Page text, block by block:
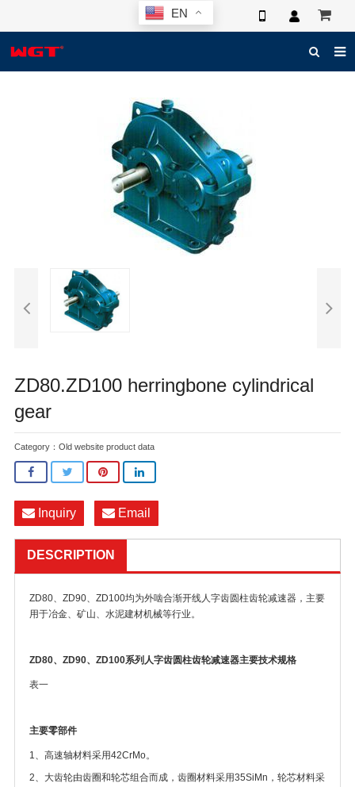
EN
ELECTRONIC CATALOG
3D SYSTEM
ZD80.ZD100 herringbone cylindrical
gear
Category： Old website product data
Inquiry Email
DESCRIPTION
ZD80、ZD90、ZD100均为外啮合渐开线人字齿圆柱齿轮减速器，主要
用于冶金、矿山、水泥建材机械等行业。
ZD80、ZD90、ZD100系列人字齿圆柱齿轮减速器主要技术规格
表一
主要零部件
1、高速轴材料采用42CrMo。
2、大齿轮由齿圈和轮芯组合而成，齿圈材料采用35SiMn，轮芯材料采